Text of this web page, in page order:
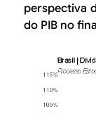
perspectiva
do PIB no